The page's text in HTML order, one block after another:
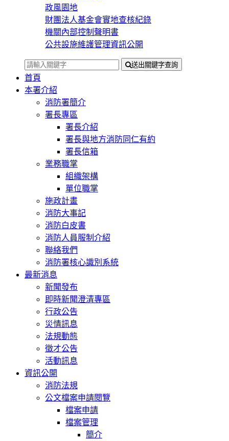
政風園地
財團法人基金會實地查核紀錄
機關內部控制聲明書
公共設施維護管理資訊公開
送出關鍵字查詢
首頁
本署介紹
消防署簡介
署長專區
署長介紹
署長與地方消防同仁有約
署長信箱
業務職掌
組織架構
單位職掌
施政計畫
消防大事記
消防白皮書
消防人員服制介紹
聯絡我們
消防署核心識別系統
最新消息
新聞發布
即時新聞澄清專區
行政公告
災情訊息
法規動態
徵才公告
活動訊息
資訊公開
消防法規
公文檔案申請閱覽
檔案申請
檔案管理
簡介